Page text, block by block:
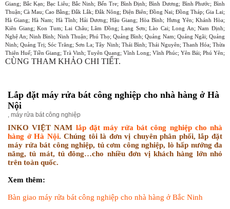
Giang; Bắc Kạn; Bạc Liêu; Bắc Ninh; Bến Tre; Bình Định; Bình Dương; Bình Phước; Bình
Thuận; Cà Mau; Cao Bằng; Đắk Lắk; Đắk Nông; Điện Biên; Đồng Nai; Đồng Tháp; Gia Lai;
Hà Giang; Hà Nam; Hà Tĩnh; Hải Dương; Hậu Giang; Hòa Bình; Hưng Yên; Khánh Hòa;
Kiên Giang; Kon Tum; Lai Châu; Lâm Đồng; Lạng Sơn; Lào Cai; Long An; Nam Định;
Nghệ An; Ninh Bình; Ninh Thuận; Phú Thọ; Quảng Bình; Quảng Nam; Quảng Ngãi; Quảng
Ninh; Quảng Trị; Sóc Trăng; Sơn La; Tây Ninh; Thái Bình; Thái Nguyên; Thanh Hóa; Thừa
Thiên Huế; Tiền Giang; Trà Vinh; Tuyên Quang; Vĩnh Long; Vĩnh Phúc; Yên Bái; Phú Yên;
CÙNG THAM KHẢO CHI TIẾT.
Lắp đặt máy rửa bát công nghiệp cho nhà hàng ở Hà
Nội
máy rửa bát công nghiệp
INKO VIỆT NAM lắp đặt máy rửa bát công nghiệp cho nhà
hàng ở Hà Nội. Chúng tôi là đơn vị chuyên phân phối, lắp đặt
máy rửa bát công nghiệp, tủ cơm công nghiệp, lò hấp nướng đa
năng, tủ mát, tủ đông…cho nhiều đơn vị khách hàng lớn nhỏ
trên toàn quốc.
Xem thêm:
Bàn giao máy rửa bát công nghiệp cho nhà hàng ở Bắc Ninh